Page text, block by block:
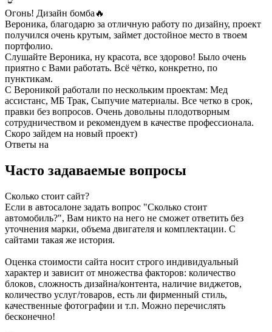
Огонь! Дизайн бомба🔥
Вероника, благодарю за отличную работу по дизайну, проект
получился очень крутым, займет достойное место в твоем
портфолио.
Слушайте Вероника, ну красота, все здорово! Было очень
приятно с Вами работать. Всё чётко, конкретно, по
пунктикам.
С Вероникой работали по нескольким проектам: Мед
ассистанс, МБ Трак, Сыпучие материалы. Все четко в срок,
правки без вопросов. Очень довольны плодотворным
сотрудничеством и рекомендуем в качестве профессионала.
Скоро зайдем на новый проект)
Ответы на
Часто задаваемые вопросы
Сколько стоит сайт?
Если в автосалоне задать вопрос "Сколько стоит
автомобиль?", Вам никто на него не сможет ответить без
уточнения марки, объема двигателя и комплектации. С
сайтами такая же история.
Оценка стоимости сайта носит строго индивидуальный
характер и зависит от множества факторов: количество
блоков, сложность дизайна/контента, наличие виджетов,
количество услуг/товаров, есть ли фирменный стиль,
качественные фотографии и т.п. Можно перечислять
бесконечно!